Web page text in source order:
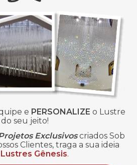
e PERSONALIZE o Lustre
do seu jeito!
Exclusivoscriados Sob
Clientes, traga a sua ideia
Lustres Gênesis.